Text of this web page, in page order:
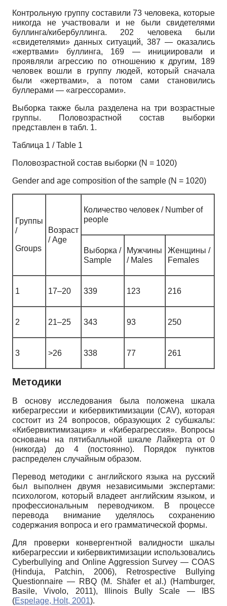
Контрольную группу составили 73 человека, которые
никогда не участвовали и не были свидетелями
буллинга/кибербуллинга. 202 человека были
«свидетелями» данных ситуаций, 387 — оказались
«жертвами» буллинга, 169 — инициировали и
проявляли агрессию по отношению к другим, 189
человек вошли в группу людей, который сначала
были «жертвами», а потом сами становились
буллерами — «агрессорами».
Выборка также была разделена на три возрастные
группы. Половозрастной состав выборки
представлен в табл. 1.
Таблица 1 / Table 1
Половозрастной состав выборки (N = 1020)
Gender and age composition of the sample (N = 1020)
Группы
/
Groups
Возраст
/ Age
Количество человек / Number of
people
Выборка /
Sample
Мужчины
/ Males
Женщины /
Females
1 17–20 339 123 216
2 21–25 343 93 250
3 >26 338 77 261
Методики
В основу исследования была положена шкала
киберагрессии и кибервиктимизации (CAV), которая
состоит из 24 вопросов, образующих 2 субшкалы:
«Кибервиктимизация» и «Киберагрессия». Вопросы
основаны на пятибалльной шкале Лайкерта от 0
(никогда) до 4 (постоянно). Порядок пунктов
распределен случайным образом.
Перевод методики с английского языка на русский
был выполнен двумя независимыми экспертами:
психологом, который владеет английским языком, и
профессиональным переводчиком. В процессе
перевода внимание уделялось сохранению
содержания вопроса и его грамматической формы.
Для проверки конвергентной валидности шкалы
киберагрессии и кибервиктимизации использовались
Cyberbullying and Online Aggression Survey — COAS
(Hinduja, Patchin, 2006), Retrospective Bullying
Questionnaire — RBQ (M. Shäfer et al.) (Hamburger,
Basile, Vivolo, 2011), Illinois Bully Scale — IBS
(Espelage, Holt, 2001).